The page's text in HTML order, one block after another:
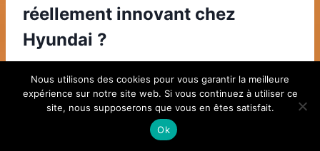
réellement innovant chez
Hyundai ?
fonction : intégration des capteurs, optimisation
des flux d’air, choix de matériaux et
personnalisation. Les concept cars et les
Nous utilisons des cookies pour vous garantir la meilleure
expérience sur notre site web. Si vous continuez à utiliser ce
site, nous supposerons que vous en êtes satisfait.
Ok